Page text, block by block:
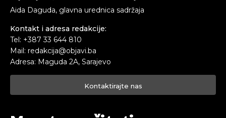
Aida Daguda, glavna urednica sadržaja
Kontakt i adresa redakcije:
Tel: +387 33 644 810
Mail: redakcija@objavi.ba
Adresa: Maguda 2A, Sarajevo
Kontaktirajte nas